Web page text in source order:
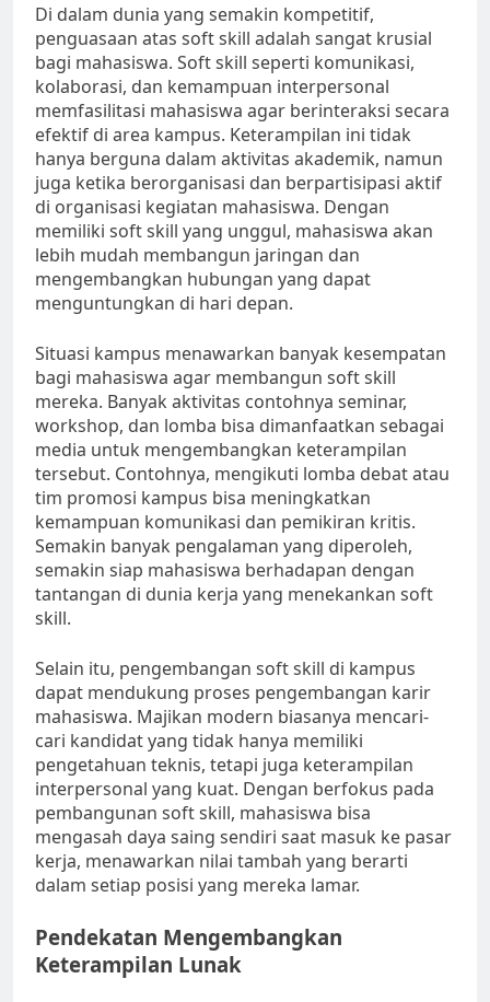
Di dalam dunia yang semakin kompetitif,
penguasaan atas soft skill adalah sangat krusial
bagi mahasiswa. Soft skill seperti komunikasi,
kolaborasi, dan kemampuan interpersonal
memfasilitasi mahasiswa agar berinteraksi secara
efektif di area kampus. Keterampilan ini tidak
hanya berguna dalam aktivitas akademik, namun
juga ketika berorganisasi dan berpartisipasi aktif
di organisasi kegiatan mahasiswa. Dengan
memiliki soft skill yang unggul, mahasiswa akan
lebih mudah membangun jaringan dan
mengembangkan hubungan yang dapat
menguntungkan di hari depan.
Situasi kampus menawarkan banyak kesempatan
bagi mahasiswa agar membangun soft skill
mereka. Banyak aktivitas contohnya seminar,
workshop, dan lomba bisa dimanfaatkan sebagai
media untuk mengembangkan keterampilan
tersebut. Contohnya, mengikuti lomba debat atau
tim promosi kampus bisa meningkatkan
kemampuan komunikasi dan pemikiran kritis.
Semakin banyak pengalaman yang diperoleh,
semakin siap mahasiswa berhadapan dengan
tantangan di dunia kerja yang menekankan soft
skill.
Selain itu, pengembangan soft skill di kampus
dapat mendukung proses pengembangan karir
mahasiswa. Majikan modern biasanya mencari-
cari kandidat yang tidak hanya memiliki
pengetahuan teknis, tetapi juga keterampilan
interpersonal yang kuat. Dengan berfokus pada
pembangunan soft skill, mahasiswa bisa
mengasah daya saing sendiri saat masuk ke pasar
kerja, menawarkan nilai tambah yang berarti
dalam setiap posisi yang mereka lamar.
Pendekatan Mengembangkan
Keterampilan Lunak